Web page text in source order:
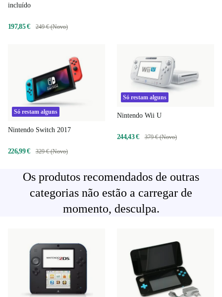
incluído
197,85 € 249 € (Novo)
Só restam alguns
Nintendo Switch 2017
226,99 € 329 € (Novo)
Só restam alguns
Nintendo Wii U
244,43 € 379 € (Novo)
Os produtos recomendados de outras
categorias não estão a carregar de
momento, desculpa.